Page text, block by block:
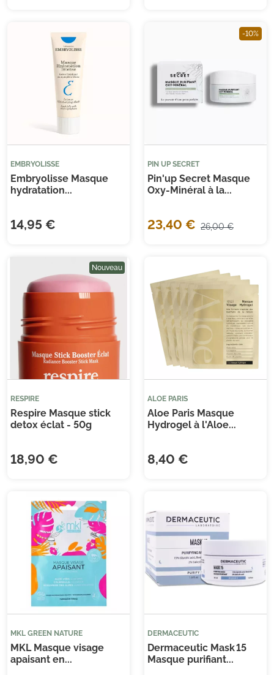
EMBRYOLISSE
Embryolisse Masque
hydratation...
14,95 €
-10%
PIN UP SECRET
Pin'up Secret Masque
Oxy-Minéral à la...
23,40 € 26,00 €
Nouveau
RESPIRE
Respire Masque stick
detox éclat - 50g
18,90 €
ALOE PARIS
Aloe Paris Masque
Hydrogel à l'Aloe...
8,40 €
MKL GREEN NATURE
MKL Masque visage
apaisant en...
DERMACEUTIC
Dermaceutic Mask 15
Masque purifiant...
Je consens également à recevoir les offres
Consultez notre politique de
confidentialité.